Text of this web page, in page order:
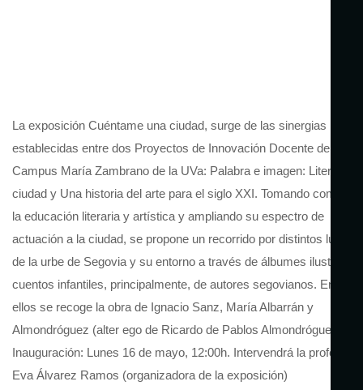
La exposición Cuéntame una ciudad, surge de las sinergias
establecidas entre dos Proyectos de Innovación Docente del
Campus María Zambrano de la UVa: Palabra e imagen: Literatura
ciudad y Una historia del arte para el siglo XXI. Tomando como
la educación literaria y artística y ampliando su espectro de
actuación a la ciudad, se propone un recorrido por distintos
de la urbe de Segovia y su entorno a través de álbumes
cuentos infantiles, principalmente, de autores segovianos. Entre
ellos se recoge la obra de Ignacio Sanz, María Albarrán y
Almondróguez (alter ego de Ricardo de Pablos Almondróguez).
Inauguración: Lunes 16 de mayo, 12:00h. Intervendrá la profesora
Eva Álvarez Ramos (organizadora de la exposición)